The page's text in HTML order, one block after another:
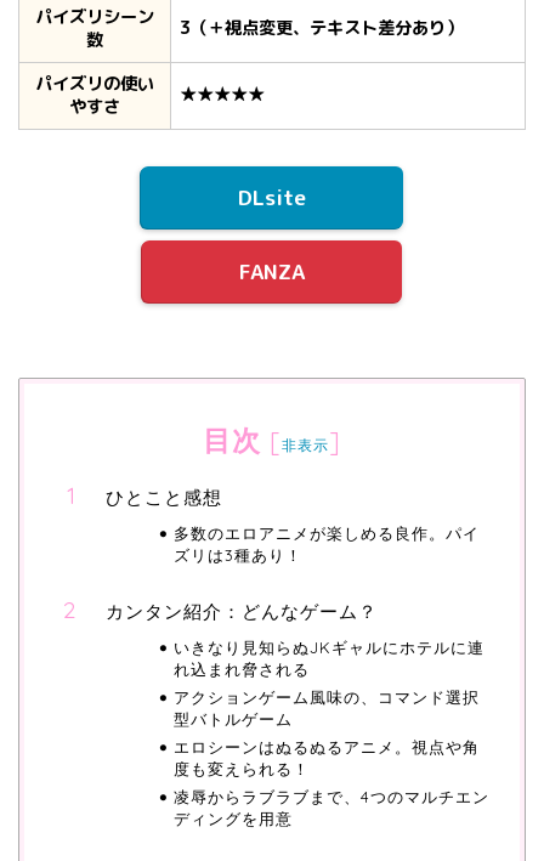
パイズリシーン
数
3（＋視点変更、テキスト差分あり）
パイズリの使い
やすさ
★★★★★
DLsite
FANZA
目次 [非表示]
ひとこと感想
多数のエロアニメが楽しめる良作。パイ
ズリは3種あり！
カンタン紹介：どんなゲーム？
いきなり見知らぬJKギャルにホテルに連
れ込まれ脅される
アクションゲーム風味の、コマンド選択
型バトルゲーム
エロシーンはぬるぬるアニメ。視点や角
度も変えられる！
凌辱からラブラブまで、4つのマルチエン
ディングを用意